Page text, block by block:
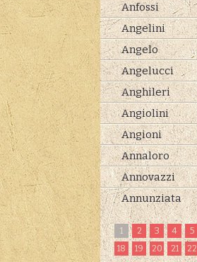
Anfossi
Angelini
Angelo
Angelucci
Anghileri
Angiolini
Angioni
Annaloro
Annovazzi
Annunziata
1 2 3 4 5
18
19 20 21 22